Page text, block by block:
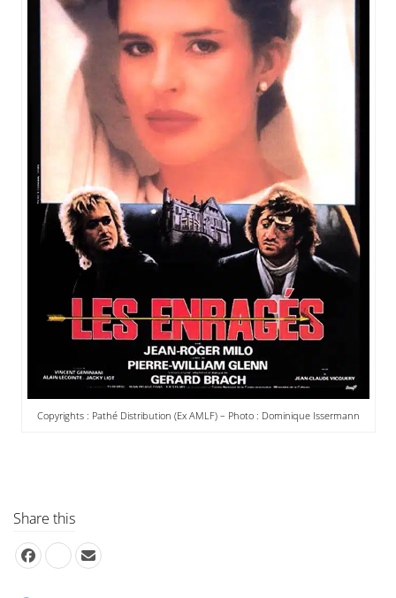
Copyrights : Pathé Distribution (Ex AMLF) – Photo : Dominique Issermann
Share this